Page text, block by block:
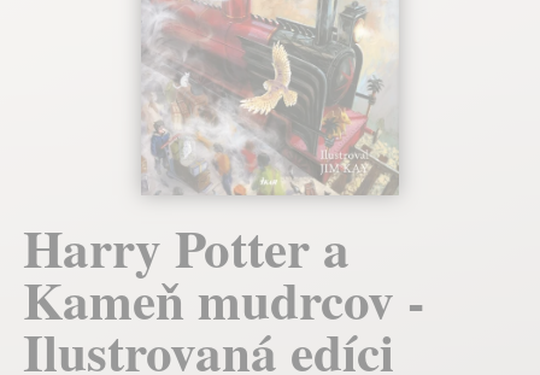
Harry Potter a
Kameň mudrcov -
Ilustrovaná edíci